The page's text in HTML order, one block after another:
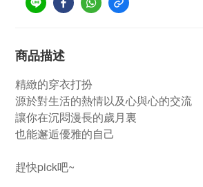
商品描述
精緻的穿衣打扮
源於對生活的熱情以及心與心的交流
讓你在沉悶漫長的歲月裏
也能邂逅優雅的自己
趕快pick吧~